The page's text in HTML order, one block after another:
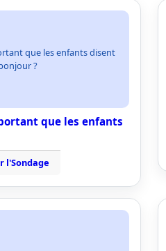
que les enfants disent
?
que les enfants
l'Sondage